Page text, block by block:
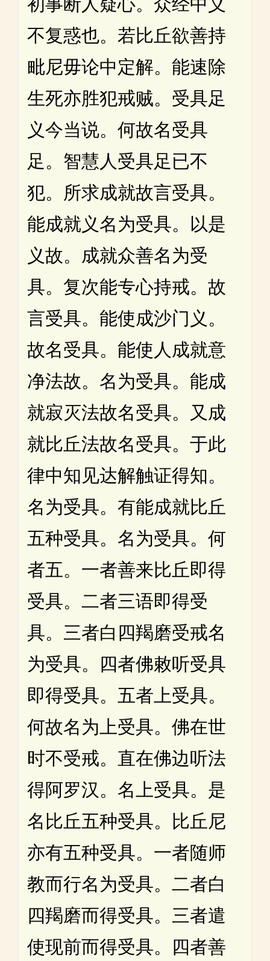
不复惑也。若比丘欲善持
毗尼毋论中定解。能速除
生死亦胜犯戒贼。受具足
义今当说。何故名受具
足。智慧人受具足已不
犯。所求成就故言受具。
能成就义名为受具。以是
义故。成就众善名为受
具。复次能专心持戒。故
言受具。能使成沙门义。
故名受具。能使人成就意
净法故。名为受具。能成
就寂灭法故名受具。又成
就比丘法故名受具。于此
律中知见达解触证得知。
名为受具。有能成就比丘
五种受具。名为受具。何
者五。一者善来比丘即得
受具。二者三语即得受
具。三者白四羯磨受戒名
为受具。四者佛敕听受具
即得受具。五者上受具。
何故名为上受具。佛在世
时不受戒。直在佛边听法
得阿罗汉。名上受具。是
名比丘五种受具。比丘尼
亦有五种受具。一者随师
教而行名为受具。二者白
四羯磨而得受具。三者遣
使现前而得受具。四者善